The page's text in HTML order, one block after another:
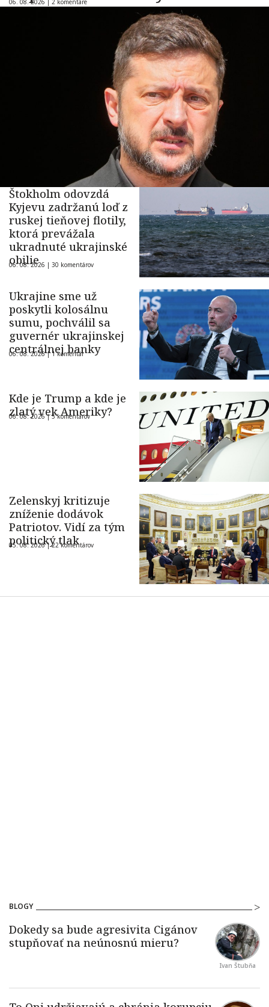
06. 08. 2026 | 2 komentáre
Štokholm odovzdá
Kyjevu zadržanú loď z
ruskej tieňovej flotily,
ktorá prevážala
ukradnuté ukrajinské
obilie
06. 08. 2026 | 30 komentárov
Ukrajine sme už
poskytli kolosálnu
sumu, pochválil sa
guvernér ukrajinskej
centrálnej banky
06. 08. 2026 |1 komentár
Kde je Trump a kde je
zlatý vek Ameriky?
06. 08. 2026 |5 komentárov
Zelenskyj kritizuje
zníženie dodávok
Patriotov. Vidí za tým
politický tlak
05. 08. 2026 |22 komentárov
BLOGY
Ivan Štubňa